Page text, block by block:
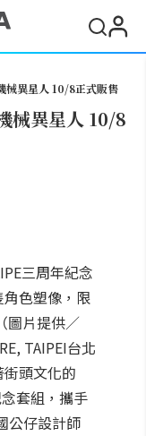
械異星人 10/8正式販售
械異星人 10/8
三周年紀念
色塑像，限
圖片提供／
TAIPEI台北
頭文化的
套組，攜手
公仔設計師